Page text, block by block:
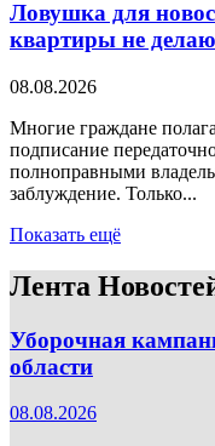
Ловушка для
квартиры не
08.08.2026
Многие граждане
подписание
полноправными
заблуждение. Только...
Показать ещё
Лента
Уборочная
области
08.08.2026